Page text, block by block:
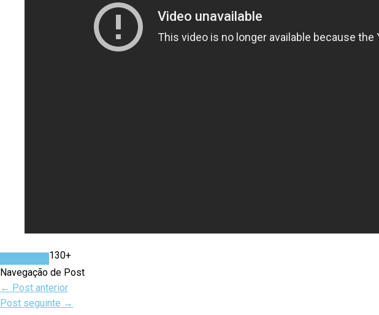
130+
Navegação de Post
← Post anterior
Post seguinte →